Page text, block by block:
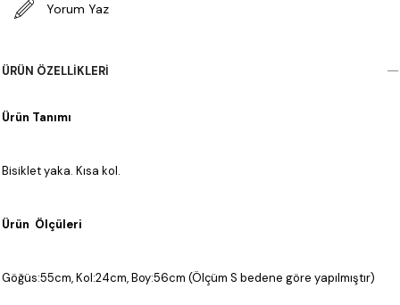
Yorum Yaz
ÜRÜN ÖZELLIKLERI
Ürün Tanımı
Bisiklet yaka. Kısa kol.
Ürün Ölçüleri
Göğüs:55cm, Kol:24cm, Boy:56cm (Ölçüm S bedene göre yapılmıştır)